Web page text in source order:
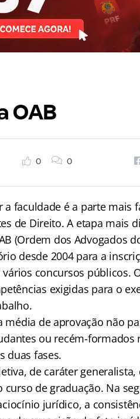
OAB
0 0
a faculdade é a parte mais
de Direito. A etapa mais
(Ordem dos Advogados
desde 2004 para a
concursos públicos.
exigidas para o
média de aprovação não
ou recém-formados
duas fases.
de caráter generalista,
de graduação. Na
jurídico, a